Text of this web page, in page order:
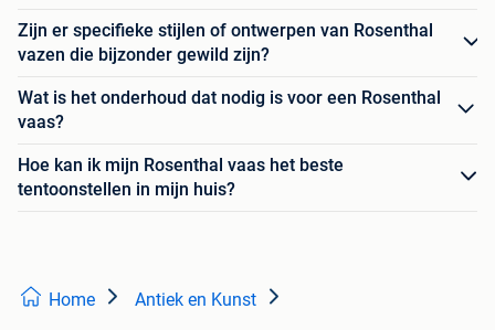
Zijn er specifieke stijlen of ontwerpen van Rosenthal
vazen die bijzonder gewild zijn?
Wat is het onderhoud dat nodig is voor een Rosenthal
vaas?
Hoe kan ik mijn Rosenthal vaas het beste
tentoonstellen in mijn huis?
Home Antiek en Kunst